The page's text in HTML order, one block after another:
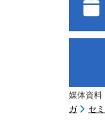
媒体資料
ガ
セ